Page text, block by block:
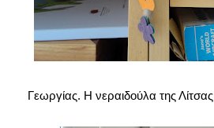
Γεωργίας. Η νεραιδούλα της Λίτσας